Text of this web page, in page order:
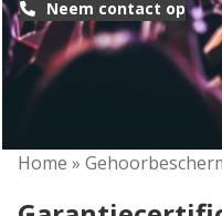
Neem contact op
Home »